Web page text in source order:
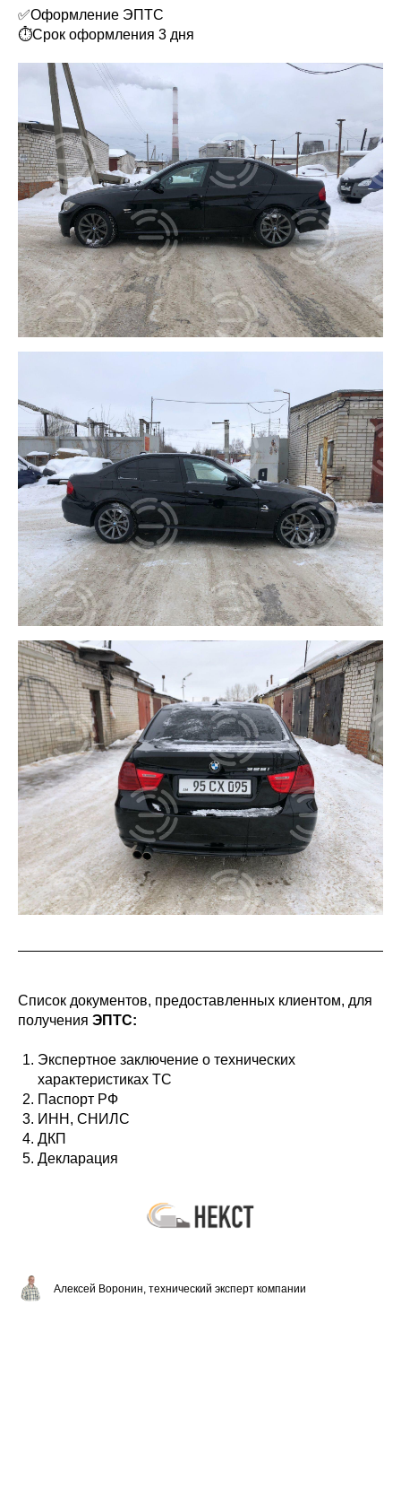
✅Оформление ЭПТС
⏱Срок оформления 3 дня
Список документов, предоставленных клиентом, для
получения ЭПТС:
Экспертное заключение о технических
характеристиках ТС
Паспорт РФ
ИНН, СНИЛС
ДКП
Декларация
Алексей Воронин, технический эксперт компании